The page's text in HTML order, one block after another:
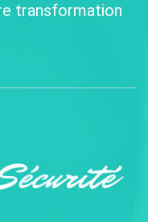
transformation